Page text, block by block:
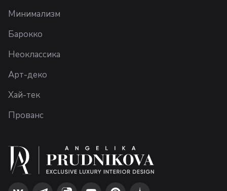
Минимализм
Барокко
Неоклассика
Арт-деко
Хай-тек
Прованс